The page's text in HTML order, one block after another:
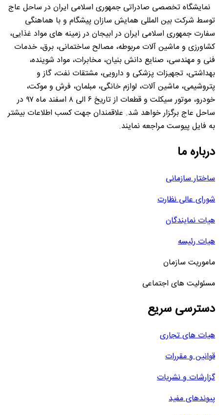
نمایشگاه تخصصی صادراتی جمهوری اسلامی ایران در ساحل عاج
توسط شرکت بین المللی همایش سازان پیشگام و با هماهنگی
سفارت جمهوری اسلامی ایران در ابیجان در زمینه های مواد غذایی،
کشاورزی و ماشین آلات مربوطه، مصالح ساختمانی، برق، خدمات
فنی و مهندسی، صنایع دانش بنیان، مخابرات، مواد شوینده،
بهداشتی، تجهیزات پزشکی و دارویی، مشتقات نفت، گاز و
پتروشیمی، ماشین آلات، لوازم خانگی، مبلمان، فرش و موکت،
خودرو، موتور سیکلت و قطعات از تاریخ ۶ الی ۸ اسفند ماه ۹۷ در
ساحل عاج برگزار خواهد شد. علاقمندان جهت کسب اطلاعات بیشتر
به فایل پیوست مراجعه نمایند.
درباره ما
ساختار سازمانی
شورای عالی نظارت
هیات نمایندگان
هیات رئیسه
ماموریت سازمان
مسئولیت های اجتماعی
دسترسی سریع
هیات های تجاری
قوانین و مقررات
گزارشات و نشریات
پیوندهای مفید